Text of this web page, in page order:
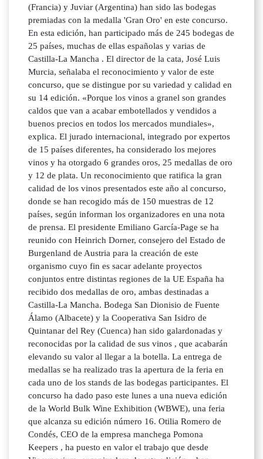
(Francia) y Juviar (Argentina) han sido las bodegas
premiadas con la medalla 'Gran Oro' en este concurso.
En esta edición, han participado más de 245 bodegas de
25 países, muchas de ellas españolas y varias de
Castilla-La Mancha . El director de la cata, José Luis
Murcia, señalaba el reconocimiento y valor de este
concurso, que se distingue por su variedad y calidad en
su 14 edición. «Porque los vinos a granel son grandes
caldos que van a acabar embotellados y vendidos a
buenos precios en todos los mercados mundiales»,
explica. El jurado internacional, integrado por expertos
de 15 países diferentes, ha considerado los mejores
vinos y ha otorgado 6 grandes oros, 25 medallas de oro
y 12 de plata. Un reconocimiento que ratifica la gran
calidad de los vinos presentados este año al concurso,
donde se han recogido más de 150 muestras de 12
países, según informan los organizadores en una nota
de prensa. El presidente Emiliano García-Page se ha
reunido con Heinrich Dorner, consejero del Estado de
Burgenland de Austria para la creación de este
organismo cuyo fin es sacar adelante proyectos
conjuntos entre distintas regiones de la UE España ha
recibido dos medallas de oro, ambas destinadas a
Castilla-La Mancha. Bodega San Dionisio de Fuente
Álamo (Albacete) y la Cooperativa San Isidro de
Quintanar del Rey (Cuenca) han sido galardonadas y
reconocidas por la calidad de sus vinos , que acabarán
elevando su valor al llegar a la botella. La entrega de
medallas se ha realizado tras la apertura de la feria en
cada uno de los stands de las bodegas participantes. El
concurso ha dado paso este lunes a una nueva edición
de la World Bulk Wine Exhibition (WBWE), una feria
que alcanza su edición número 16. Otilia Romero de
Condés, CEO de la empresa manchega Pomona
Keepers , ha puesto en valor el trabajo que desde